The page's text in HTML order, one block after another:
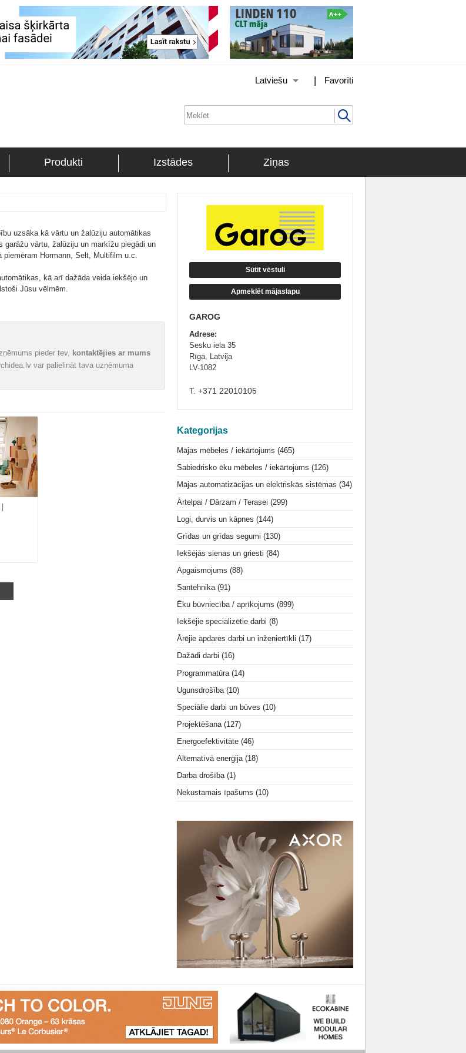
Favorīti
|
Latviešu
Produkti Izstādes Ziņas
uzsāka kā vārtu un žalūziju automātikas
vārtu, žalūziju un markīžu piegādi un
Hormann, Selt, Multifilm u.c.
kā arī dažāda veida iekšējo un
Jūsu vēlmēm.
pieder tev, kontaktējies ar mums
var palielināt tava uzņēmuma
Sūtīt vēstuli
Apmeklēt mājaslapu
GAROG
Adrese:
Sesku iela 35
Rīga, Latvija
LV-1082
T. +371 22010105
Kategorijas
Mājas mēbeles / iekārtojums (465)
Sabiedrisko ēku mēbeles / iekārtojums (126)
Mājas automatizācijas un elektriskās sistēmas (34)
Ārtelpai / Dārzam / Terasei (299)
Logi, durvis un kāpnes (144)
Grīdas un grīdas segumi (130)
Iekšējās sienas un griesti (84)
Apgaismojums (88)
Santehnika (91)
Ēku būvniecība / aprīkojums (899)
Iekšējie specializētie darbi (8)
Ārējie apdares darbi un inženiertīkli (17)
Dažādi darbi (16)
Programmatūra (14)
Ugunsdrošība (10)
Speciālie darbi un būves (10)
Projektēšana (127)
Energoefektivitāte (46)
Alternatīvā enerģija (18)
Darba drošība (1)
Nekustamais īpašums (10)